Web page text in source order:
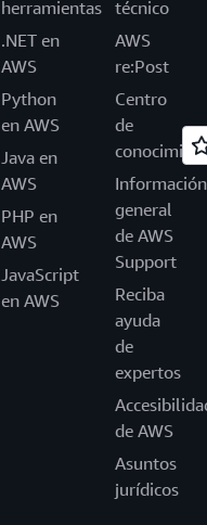
herramientas
.NET en
AWS
Python
en AWS
Java en
AWS
PHP en
AWS
JavaScript
en AWS
técnico
AWS
re:Post
Centro
de
Información
general
de AWS
Support
Reciba
ayuda
de
expertos
de AWS
Asuntos
jurídicos